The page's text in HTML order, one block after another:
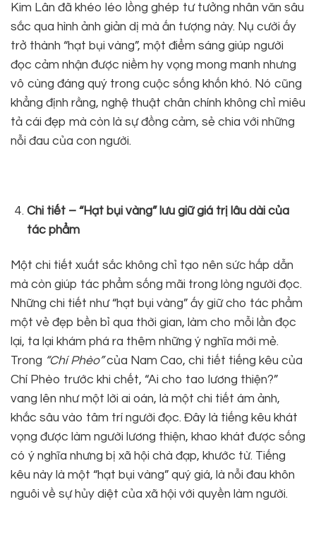
Kim Lân đã khéo léo lồng ghép tư tưởng nhân văn sâu
sắc qua hình ảnh giản dị mà ấn tượng này. Nụ cười ấy
trở thành “hạt bụi vàng”, một điểm sáng giúp người
đọc cảm nhận được niềm hy vọng mong manh nhưng
vô cùng đáng quý trong cuộc sống khốn khó. Nó cũng
khẳng định rằng, nghệ thuật chân chính không chỉ miêu
tả cái đẹp mà còn là sự đồng cảm, sẻ chia với những
nỗi đau của con người.
Chi tiết – “Hạt bụi vàng” lưu giữ giá trị lâu dài của
tác phẩm
Một chi tiết xuất sắc không chỉ tạo nên sức hấp dẫn
mà còn giúp tác phẩm sống mãi trong lòng người đọc.
Những chi tiết như “hạt bụi vàng” ấy giữ cho tác phẩm
một vẻ đẹp bền bỉ qua thời gian, làm cho mỗi lần đọc
lại, ta lại khám phá ra thêm những ý nghĩa mới mẻ.
Trong “Chí Phèo”của Nam Cao, chi tiết tiếng kêu của
Chí Phèo trước khi chết, “Ai cho tao lương thiện?”
vang lên như một lời ai oán, là một chi tiết ám ảnh,
khắc sâu vào tâm trí người đọc. Đây là tiếng kêu khát
vọng được làm người lương thiện, khao khát được sống
có ý nghĩa nhưng bị xã hội chà đạp, khước từ. Tiếng
kêu này là một “hạt bụi vàng” quý giá, là nỗi đau khôn
nguôi về sự hủy diệt của xã hội với quyền làm người.